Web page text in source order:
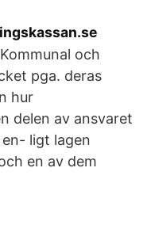
och
pga. deras
hur
delen av ansvaret
ligt lagen
en av dem